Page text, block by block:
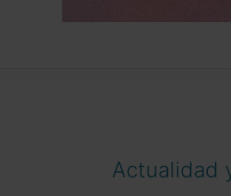
Actualidad